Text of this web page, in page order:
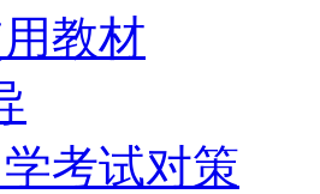
教材
考试对策